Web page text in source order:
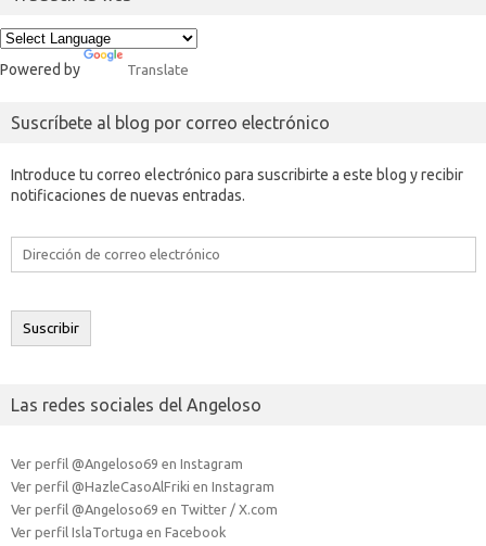
Powered by Translate
Suscríbete al blog por correo electrónico
Introduce tu correo electrónico para suscribirte a este blog y recibir
notificaciones de nuevas entradas.
Dirección
electrónico
Suscribir
Las redes sociales del Angeloso
Ver perfil @Angeloso69 en Instagram
Ver perfil @HazleCasoAlFriki en Instagram
Ver perfil @Angeloso69 en Twitter / X.com
Ver perfil IslaTortuga en Facebook